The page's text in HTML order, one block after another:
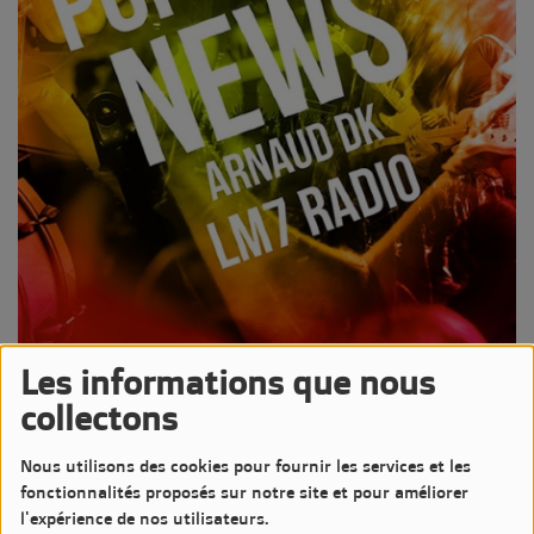
Les informations que nous
collectons
Nous utilisons des cookies pour fournir les services et les
fonctionnalités proposés sur notre site et pour améliorer
l'expérience de nos utilisateurs.
17 NOVEMBRE 2025 - 1094 VUES
Écouter le podcast
Podcast de l'émission Pop-Rock News animée par Arnaud DK
Diffusée le Lundi 17 Novembre 2025 de 20h à 21h sur LM7